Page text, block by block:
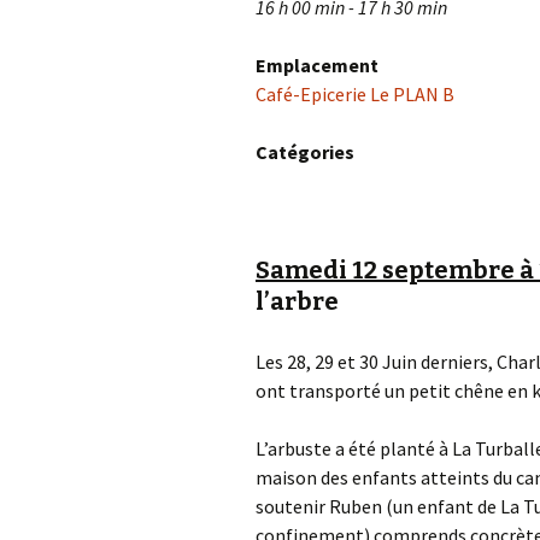
16 h 00 min - 17 h 30 min
Emplacement
Café-Epicerie Le PLAN B
Catégories
Samedi 12 septembre à
l’arbre
Les 28, 29 et 30 Juin derniers,
ont transporté un petit chêne en
L’arbuste a été planté à La
maison des enfants atteints du
soutenir Ruben (un enfant de La
confinement) comprends